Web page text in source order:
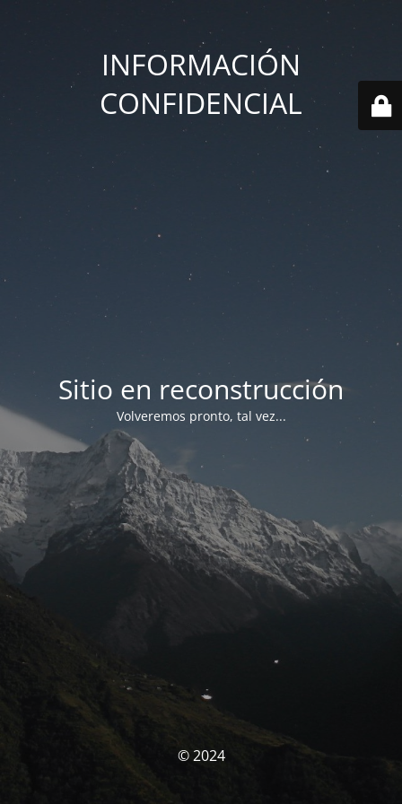
INFORMACIÓN
CONFIDENCIAL
Sitio en reconstrucción
Volveremos pronto, tal vez...
© 2024